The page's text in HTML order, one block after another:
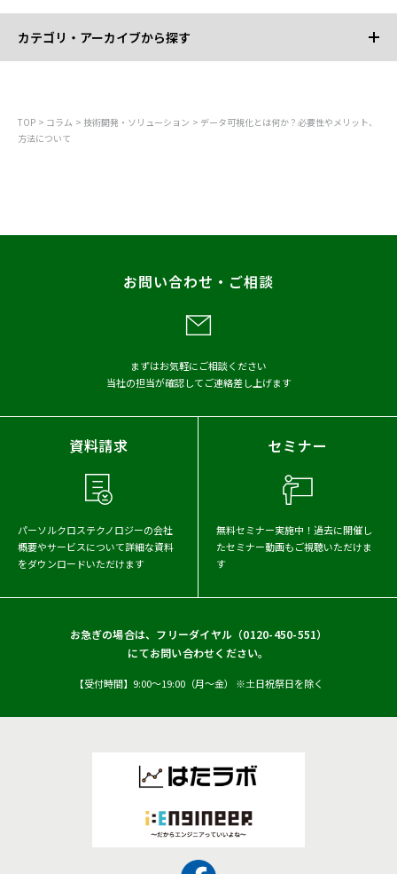
カテゴリ・アーカイブから探す
2026年 2025年
2024年
2023年
2022年 2021年
TOP コラム 技術開発・ソリューション
データ可視化とは何か？必要性やメリット、
方法について
お問い合わせ・ご相談
まずはお気軽にご相談ください
当社の担当が確認してご連絡差し上げます
資料請求
パーソルクロステクノロジーの会社
概要やサービスについて詳細な資料
をダウンロードいただけます
セミナー
無料セミナー実施中！ 過去に開催し
たセミナー動画もご視聴いただけま
す
お急ぎの場合は、フリーダイヤル（0120-450-551）
にてお問い合わせください。
【受付時間】9:00〜19:00（月〜金） ※土日祝祭日を除く